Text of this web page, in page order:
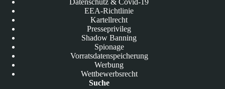
Datenschutz & Covid-19
EEA-Richtlinie
Kartellrecht
Presseprivileg
Shadow Banning
Spionage
Vorratsdatenspeicherung
Werbung
Wettbewerbsrecht
Suche